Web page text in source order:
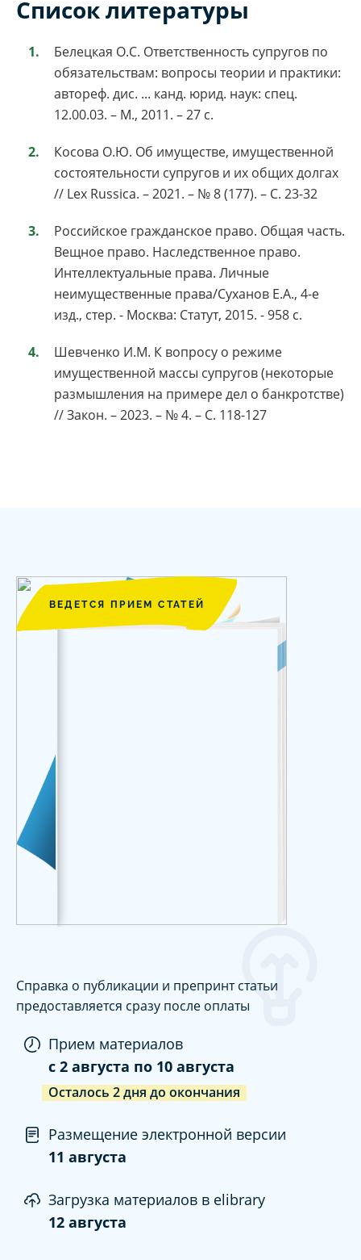
Список литературы
Белецкая О.С. Ответственность супругов по
обязательствам: вопросы теории и практики:
автореф. дис. ... канд. юрид. наук: спец.
12.00.03. – М., 2011. – 27 с.
Косова О.Ю. Об имуществе, имущественной
состоятельности супругов и их общих долгах
// Lex Russica. – 2021. – № 8 (177). – С. 23-32
Российское гражданское право. Общая часть.
Вещное право. Наследственное право.
Интеллектуальные права. Личные
неимущественные права/Суханов Е.А., 4-е
изд., стер. - Москва: Статут, 2015. - 958 с.
Шевченко И.М. К вопросу о режиме
имущественной массы супругов (некоторые
размышления на примере дел о банкротстве)
// Закон. – 2023. – № 4. – С. 118-127
ВЕДЕТСЯ ПРИЕМ СТАТЕЙ
Справка о публикации и препринт статьи
предоставляется сразу после оплаты
Прием материалов
c 2 августа по 10 августа
Осталось 2дня до окончания
Размещение электронной версии
11 августа
Загрузка материалов в elibrary
12 августа